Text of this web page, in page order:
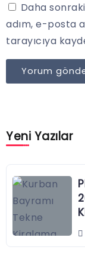
Daha
adım, e-posta
tarayıcıya
Yeni Yazılar